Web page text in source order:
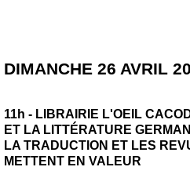
DIMANCHE 26 AVRIL
11h - LIBRAIRIE L'OEIL
ET LA LITTÉRATURE
LA TRADUCTION ET LES
METTENT EN VALEUR